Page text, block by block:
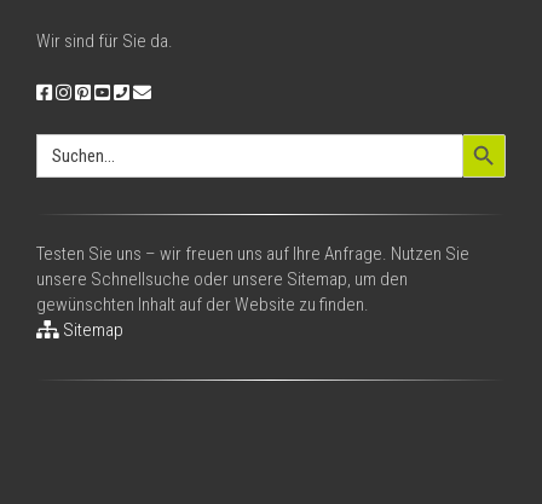
Wir sind für Sie da.
Search
for:
Search Button
Testen Sie uns – wir freuen uns auf Ihre Anfrage. Nutzen Sie
unsere Schnellsuche oder unsere Sitemap, um den
gewünschten Inhalt auf der Website zu finden.
Sitemap